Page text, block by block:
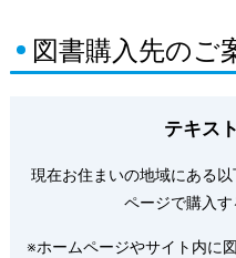
図書購入先のご
テキス
現在お住まいの地域にある
ページで購入す
※ホームページやサイト内に